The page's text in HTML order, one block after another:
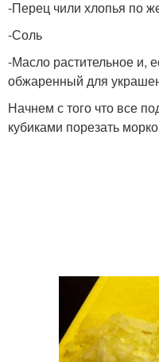
-Перец чили хлопья по
-Соль
-Масло растительное и,
обжаренный для
Начнем с того что все
кубиками порезать